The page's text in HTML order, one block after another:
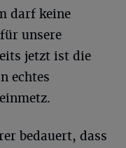
darf keine
unsere
jetzt ist die
echtes
bedauert, dass